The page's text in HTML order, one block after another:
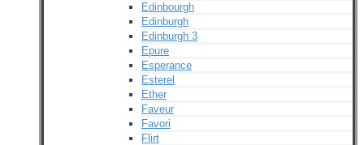
Edinbourgh
Edinburgh
Edinburgh 3
Epure
Esperance
Esterel
Ether
Faveur
Favori
Flirt